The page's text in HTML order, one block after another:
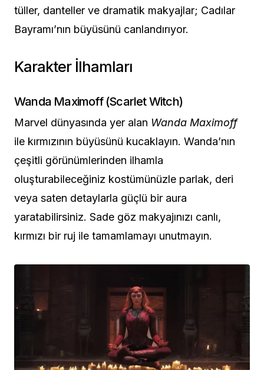
tüller, danteller ve dramatik makyajlar; Cadılar
Bayramı’nın büyüsünü canlandırıyor.
Karakter İlhamları
Wanda Maximoff (Scarlet Witch)
Marvel dünyasında yer alan Wanda Maximoff
ile kırmızının büyüsünü kucaklayın. Wanda’nın
çeşitli görünümlerinden ilhamla
oluşturabileceğiniz kostümünüzle parlak, deri
veya saten detaylarla güçlü bir aura
yaratabilirsiniz. Sade göz makyajınızı canlı,
kırmızı bir ruj ile tamamlamayı unutmayın.